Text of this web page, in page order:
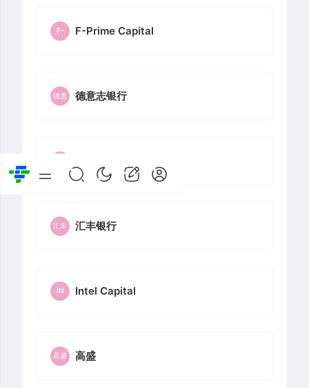
F- F-Prime Capital
德意 德意志银行
汇丰 汇丰银行
IN Intel Capital
高盛 高盛